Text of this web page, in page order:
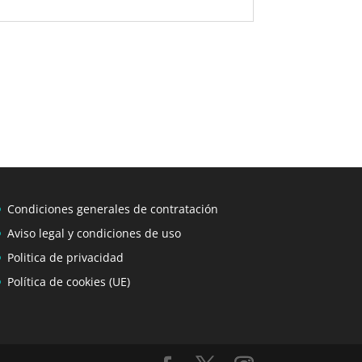
Condiciones generales de contratación
Aviso legal y condiciones de uso
Politica de privacidad
Política de cookies (UE)